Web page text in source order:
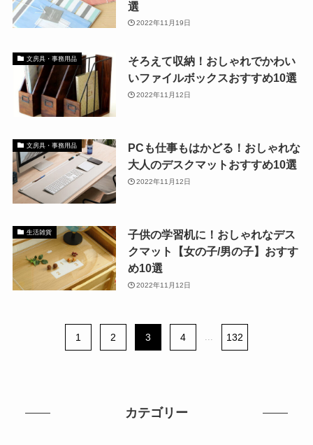
選
2022年11月19日
文房具・事務用品
そろえて収納！おしゃれでかわい
いファイルボックスおすすめ10選
2022年11月12日
文房具・事務用品
PCも仕事もはかどる！おしゃれな
大人のデスクマットおすすめ10選
2022年11月12日
生活雑貨
子供の学習机に！おしゃれなデス
クマット【女の子/男の子】おすす
め10選
2022年11月12日
1 2 3 4 132
カテゴリー